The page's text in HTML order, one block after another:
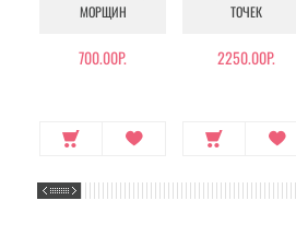
МОРЩИН
700.00Р.
ТОЧЕК
2250.00Р.